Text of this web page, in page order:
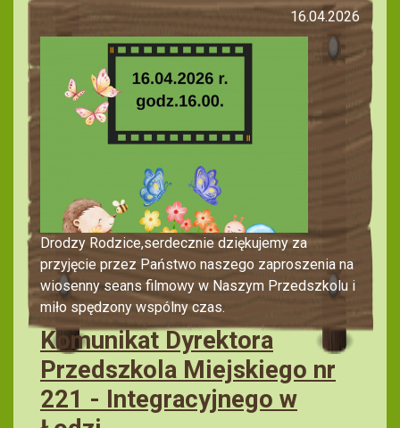
16.04.2026
Drodzy Rodzice,serdecznie dziękujemy za
przyjęcie przez Państwo naszego zaproszenia na
wiosenny seans filmowy w Naszym Przedszkolu i
miło spędzony wspólny czas.
Komunikat Dyrektora
Przedszkola Miejskiego nr
221 - Integracyjnego w